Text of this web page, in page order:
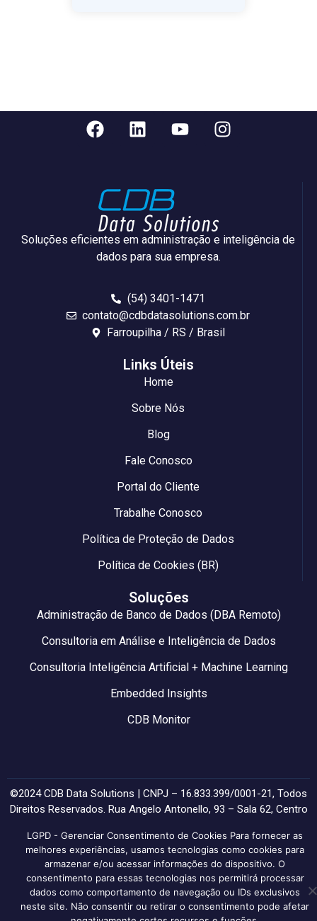
Soluções eficientes em administração e inteligência de
dados para sua empresa.
(54) 3401-1471
contato@cdbdatasolutions.com.br
Farroupilha / RS / Brasil
Links Úteis
Home
Sobre Nós
Blog
Fale Conosco
Portal do Cliente
Trabalhe Conosco
Política de Proteção de Dados
Política de Cookies (BR)
Soluções
Administração de Banco de Dados (DBA Remoto)
Consultoria em Análise e Inteligência de Dados
Consultoria Inteligência Artificial + Machine Learning
Embedded Insights
CDB Monitor
©2024 CDB Data Solutions | CNPJ – 16.833.399/0001-21, Todos
Direitos Reservados. Rua Angelo Antonello, 93 – Sala 62, Centro
Desenvolvido por Yellow.
LGPD - Gerenciar Consentimento de Cookies Para fornecer as
melhores experiências, usamos tecnologias como cookies para
armazenar e/ou acessar informações do dispositivo. O
consentimento para essas tecnologias nos permitirá processar
dados como comportamento de navegação ou IDs exclusivos
neste site. Não consentir ou retirar o consentimento pode afetar